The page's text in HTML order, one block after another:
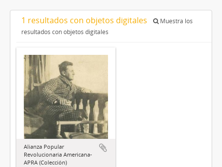
1 resultados con objetos digitales
Muestra los
resultados con objetos digitales
Alianza Popular
Revolucionaria Americana-
APRA (Colección)